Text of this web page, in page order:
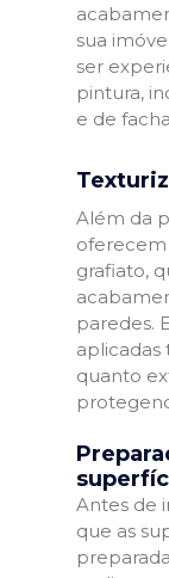
sua
ser
pintura,
e de
Além da
oferecem
grafiato,
paredes.
quanto
Antes de
que as